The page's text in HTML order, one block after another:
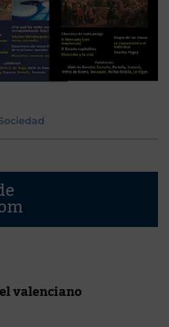
valenciano